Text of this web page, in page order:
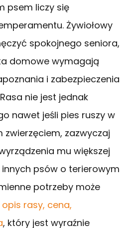
psem liczy się
Żywiołowy
spokojnego seniora,
domowe wymagają
i zabezpieczenia
nie jest jednak
nawet jeśli pies ruszy w
zwierzęciem, zazwyczaj
mu większej
innych psów o terierowym
potrzeby może
rasy, cena,
, który jest wyraźnie